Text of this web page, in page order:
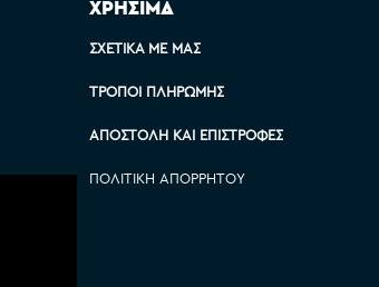
ΧΡΗΣΙΜΑ
ΣΧΕΤΙΚΆ ΜΕ ΜΑΣ
ΤΡΌΠΟΙ ΠΛΗΡΩΜΉΣ
ΑΠΟΣΤΟΛΉ ΚΑΙ ΕΠΙΣΤΡΟΦΈΣ
ΠΟΛΙΤΙΚΉ ΑΠΟΡΡΉΤΟΥ